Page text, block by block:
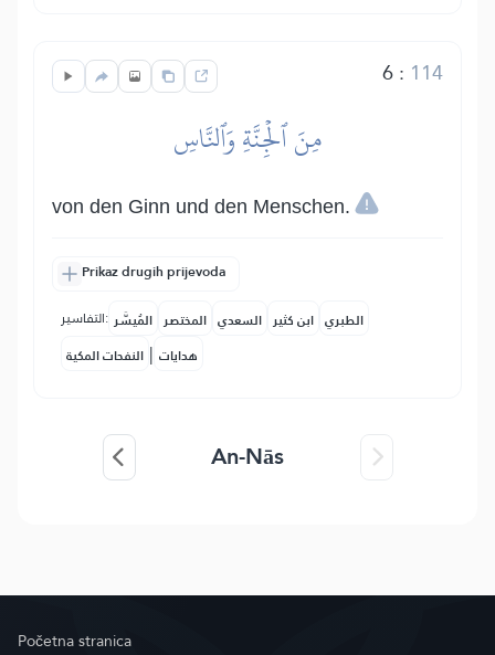
6: 114
مِنَ ٱلۡجِنَّةِ وَٱلنَّاسِ
von den Ginn und den Menschen.
Prikaz drugih prijevoda
التفاسير: المُيسَّر المختصر السعدي ابن كثير الطبري
النفحات المكية | هدايات
An-Nās
Početna stranica